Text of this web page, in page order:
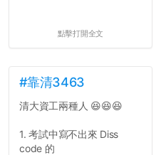
點擊打開全文
#靠清3463
清大資工兩種人 😆😆😆
1. 考試中寫不出來 Diss
code 的